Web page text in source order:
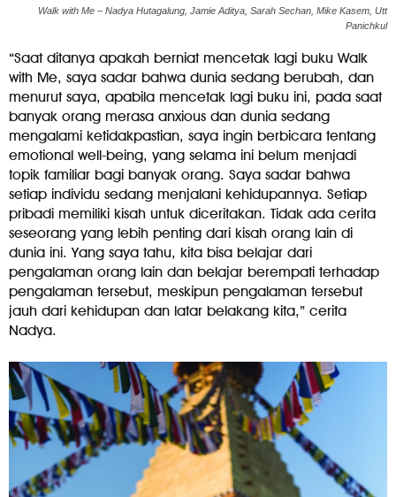
Walk with Me – Nadya Hutagalung, Jamie Aditya, Sarah Sechan, Mike Kasem, Utt
Panichkul
“Saat ditanya apakah berniat mencetak lagi buku Walk
with Me, saya sadar bahwa dunia sedang berubah, dan
menurut saya, apabila mencetak lagi buku ini, pada saat
banyak orang merasa anxious dan dunia sedang
mengalami ketidakpastian, saya ingin berbicara tentang
emotional well-being, yang selama ini belum menjadi
topik familiar bagi banyak orang. Saya sadar bahwa
setiap individu sedang menjalani kehidupannya. Setiap
pribadi memiliki kisah untuk diceritakan. Tidak ada cerita
seseorang yang lebih penting dari kisah orang lain di
dunia ini. Yang saya tahu, kita bisa belajar dari
pengalaman orang lain dan belajar berempati terhadap
pengalaman tersebut, meskipun pengalaman tersebut
jauh dari kehidupan dan latar belakang kita,” cerita
Nadya.